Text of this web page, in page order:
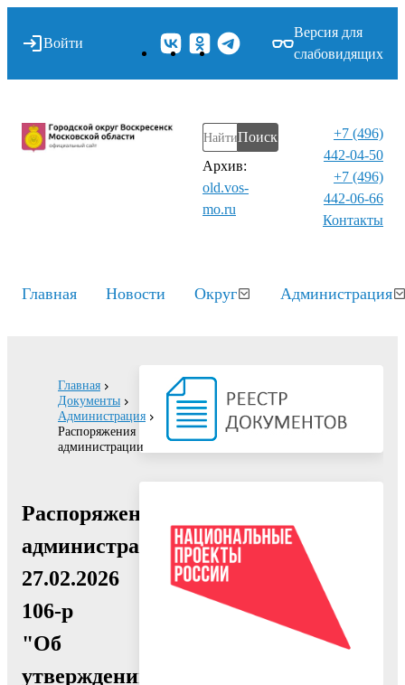
Войти
Версия для
слабовидящих
Поиск
Архив:
old.vos-
mo.ru
+7 (496)
442-04-50
+7 (496)
442-06-66
Контакты⁠
Главная Новости Округ Администрация
Главная
Документы
Администрация
Распоряжения
администрации
Распоряжение
администрации
27.02.2026
106-р
"Об
утверждении